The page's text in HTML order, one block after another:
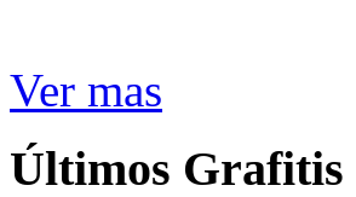
Ver mas
Últimos Grafitis